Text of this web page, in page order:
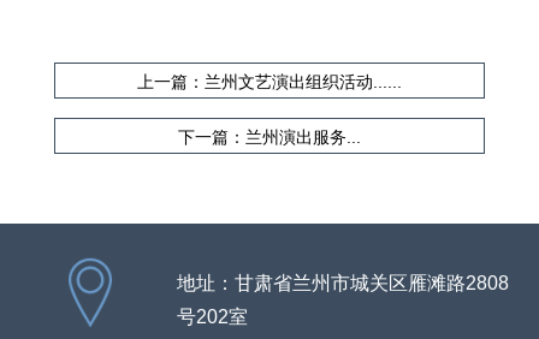
上一篇：兰州文艺演出组织活动......
下一篇：兰州演出服务...
地址：甘肃省兰州市城关区雁滩路2808
号202室